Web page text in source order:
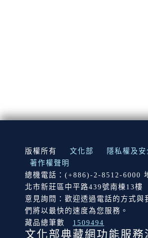
:::
版權所有 文化部
隱私權及
著作權聲明
總機電話：(+886)-2-8512-6000
北市新莊區中平路439號南棟13樓
意見詢問：歡迎透過電話的方式與
們將以最快的速度為您服務。
藏品總筆數
1509494
文化部典藏網功能服務